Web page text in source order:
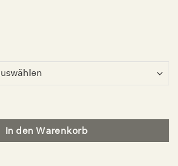
In den Warenkorb